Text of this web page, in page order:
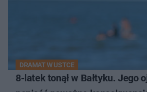
DRAMAT W USTCE
8-latek tonął w Bałtyku. Jego